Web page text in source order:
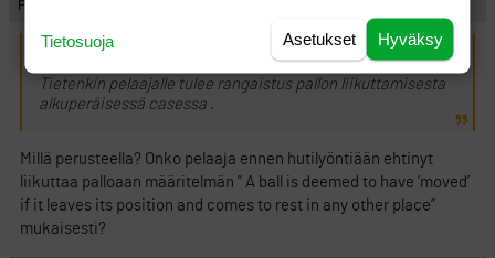
PG
(15.10.2010 23:10:42)
Tietenkin pelaajalle tulee rangaistus pallon liikuttamisesta
alkuperäisessä casessa .
Millä perusteella? Onko pelaaja ennen hutilyöntiään ehtinyt
liikuttaa palloaan määritelmän ” A ball is deemed to have ’moved’
if it leaves its position and comes to rest in any other place”
mukaisesti?
Hyväksy
Asetukset
Tietosuoja